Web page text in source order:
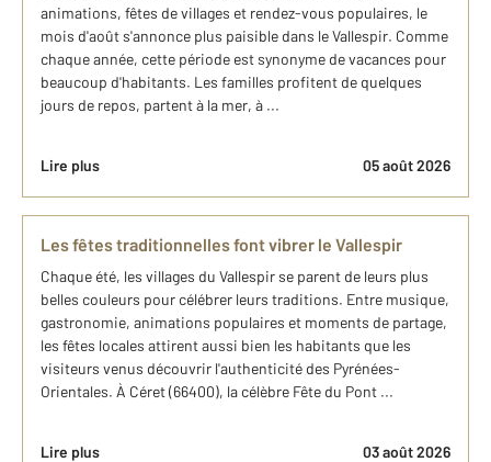
animations, fêtes de villages et rendez-vous populaires, le
mois d'août s'annonce plus paisible dans le Vallespir. Comme
chaque année, cette période est synonyme de vacances pour
beaucoup d'habitants. Les familles profitent de quelques
jours de repos, partent à la mer, à ...
Lire plus 05 août 2026
Les fêtes traditionnelles font vibrer le Vallespir
Chaque été, les villages du Vallespir se parent de leurs plus
belles couleurs pour célébrer leurs traditions. Entre musique,
gastronomie, animations populaires et moments de partage,
les fêtes locales attirent aussi bien les habitants que les
visiteurs venus découvrir l'authenticité des Pyrénées-
Orientales. À Céret (66400), la célèbre Fête du Pont ...
Lire plus 03 août 2026